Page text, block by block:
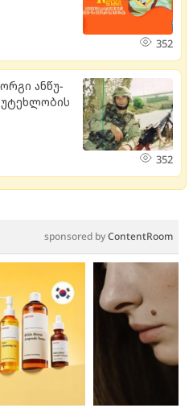
352
ან­წუ­
352
sponsored byContentRoom